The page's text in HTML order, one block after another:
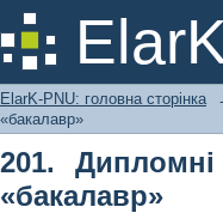
201. Дипломні
ElarK-PNU: головна сторінка
«бакалавр»
201.
«бакалавр»